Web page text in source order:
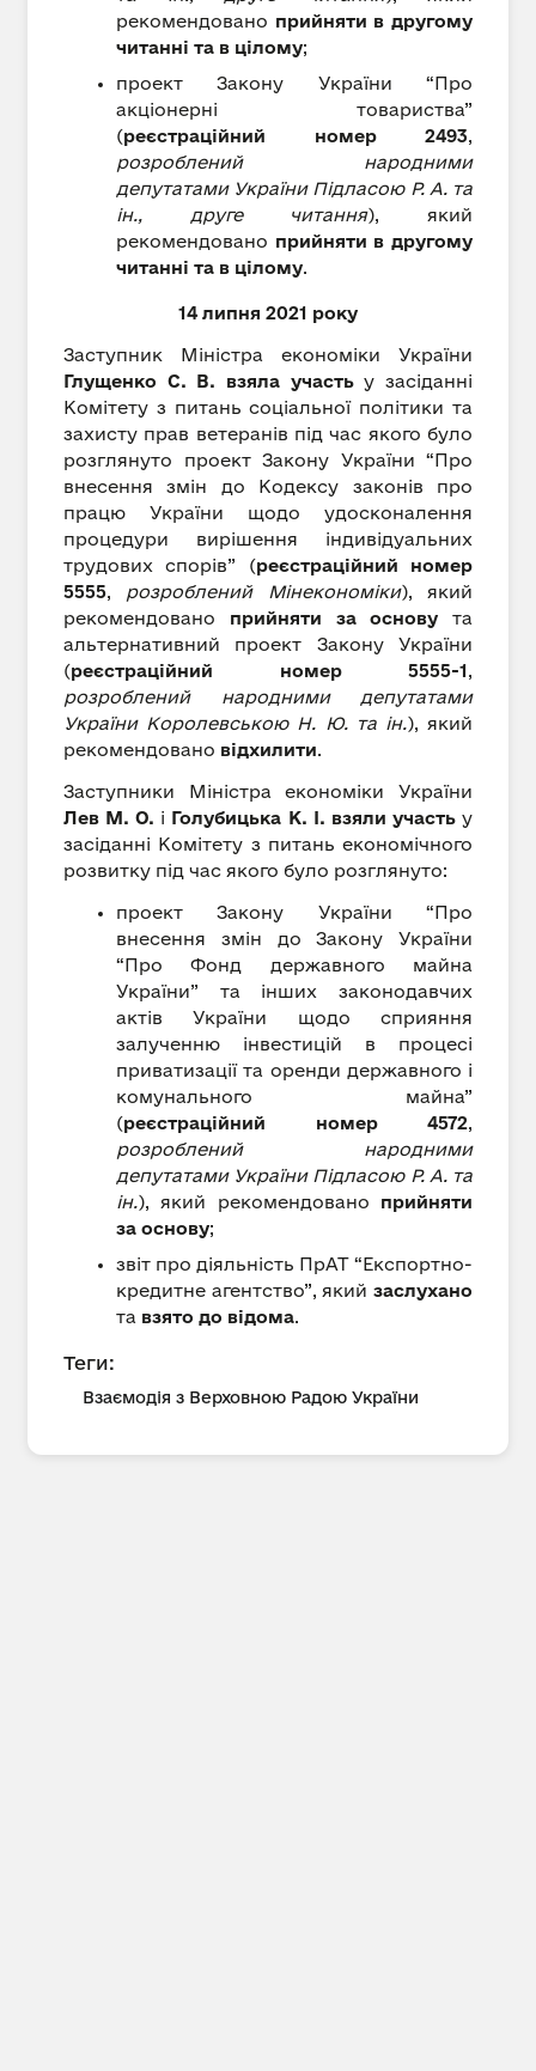
рекомендовано прийняти в другому
читанні та в цілому;
проект Закону України “Про
акціонерні товариства”
(реєстраційний номер 2493,
розроблений народними
депутатами України Підласою Р. А. та
ін., друге читання), який
рекомендовано прийняти в другому
читанні та в цілому.
14 липня 2021 року
Заступник Міністра економіки України
Глущенко С. В. взяла участьу засіданні
Комітету з питань соціальної політики та
захисту прав ветеранів під час якого було
розглянуто проект Закону України “Про
внесення змін до Кодексу законів про
працю України щодо удосконалення
процедури вирішення індивідуальних
трудових спорів” (реєстраційний номер
5555, розроблений Мінекономіки), який
рекомендовано прийняти за основу та
альтернативний проект Закону України
(реєстраційний номер 5555-1,
розроблений народними депутатами
України Королевською Н. Ю. та ін.), який
рекомендовано відхилити.
Заступники Міністра економіки України
Лев М. О. і Голубицька К. І. взяли участьу
засіданні Комітету з питань економічного
розвитку під час якого було розглянуто:
проект Закону України “Про
внесення змін до Закону України
“Про Фонд державного майна
України” та інших законодавчих
актів України щодо сприяння
залученню інвестицій в процесі
приватизації та оренди державного і
комунального майна”
(реєстраційний номер 4572,
розроблений народними
депутатами України Підласою Р. А. та
ін.), який рекомендовано прийняти
за основу;
звіт про діяльність ПрАТ “Експортно-
кредитне агентство”, який заслухано
та взято до відома.
Теги:
Взаємодія з Верховною Радою України